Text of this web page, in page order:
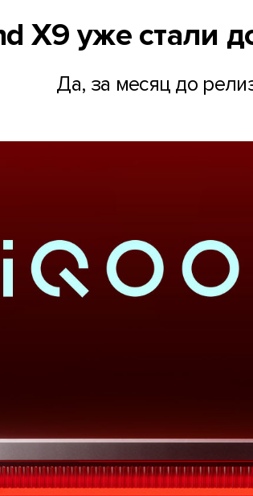
X9 уже стали
Да, за месяц до